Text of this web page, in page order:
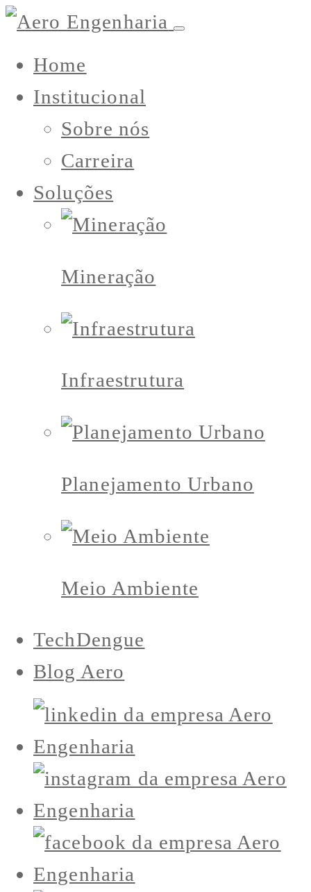
Home
Institucional
Sobre nós
Carreira
Soluções
Mineração
Infraestrutura
Planejamento Urbano
Meio Ambiente
TechDengue
Blog Aero